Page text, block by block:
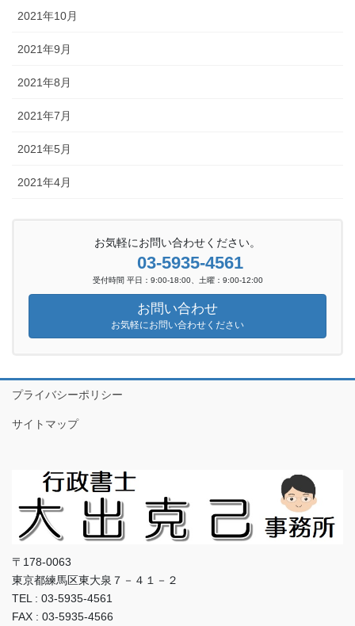
2021年10月
2021年9月
2021年8月
2021年7月
2021年5月
2021年4月
お気軽にお問い合わせください。
03-5935-4561
受付時間 平日：9:00-18:00、土曜：9:00-12:00
お問い合わせ
お気軽にお問い合わせください
プライバシーポリシー
サイトマップ
〒178-0063
東京都練馬区東大泉７－４１－２
TEL : 03-5935-4561
FAX : 03-5935-4566